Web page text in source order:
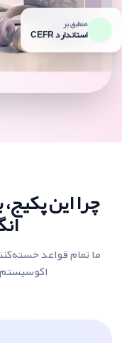
منطبق بر
استاندارد CEFR
چرا این
ما تمام قواعد